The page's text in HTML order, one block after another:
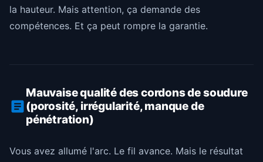
la hauteur. Mais attention, ça demande des
compétences. Et ça peut rompre la garantie.
Mauvaise qualité des cordons de soudure
(porosité, irrégularité, manque de
pénétration)
Vous avez allumé l'arc. Le fil avance. Mais le résultat